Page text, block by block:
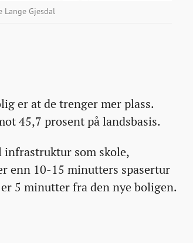
Lange Gjesdal
er at de trenger mer plass.
45,7 prosent på landsbasis.
som skole,
enn 10-15 minutters spasertur
5 minutter fra den nye boligen.